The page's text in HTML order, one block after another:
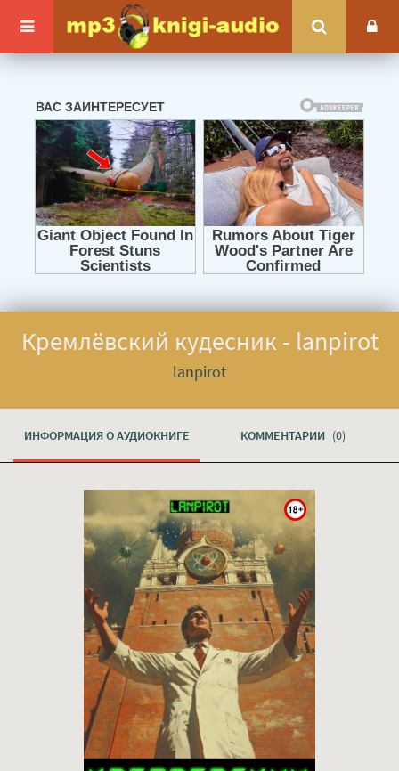
Кремлёвский кудесник - lanpirot
lanpirot
ИНФОРМАЦИЯ О АУДИОКНИГЕ КОММЕНТАРИИ (0)